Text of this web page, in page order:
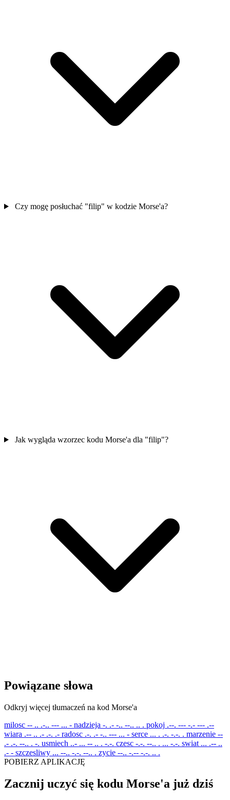
Czy mogę posłuchać "filip" w kodzie Morse'a?
Jak wygląda wzorzec kodu Morse'a dla "filip"?
Powiązane słowa
Odkryj więcej tłumaczeń na kod Morse'a
milosc -- .. .-.. --- ... - nadzieja -. .- -.. --.. .. . pokoj .--. --- -.- --- .--
wiara .-- .. .- .-. .- radosc .-. .- -.. --- ... - serce ... . .-. -.-. . marzenie --
.- .-. --.. . -. usmiech ..- ... -- .. . -.-. czesc -.-. --.. . ... -.-. swiat ... .-- ..
.- - szczesliwy ... --.. -.-. --.. . zycie --.. -.-- -.-. .. .
POBIERZ APLIKACJĘ
Zacznij uczyć się kodu Morse'a już dziś